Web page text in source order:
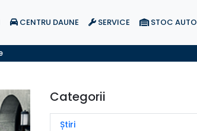
CENTRU DAUNE SERVICE STOC AUTO
Categorii
Știri